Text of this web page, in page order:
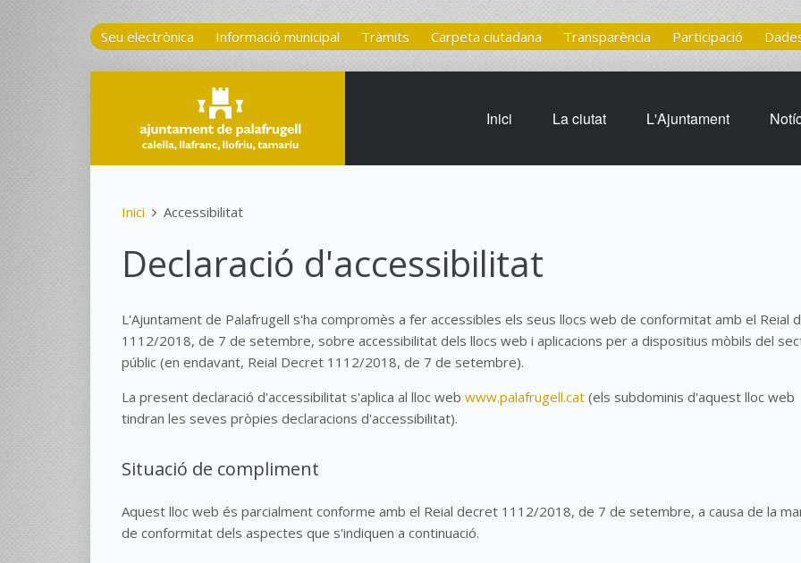
Seu electrònica Informació municipal Tràmits Carpeta ciutadana Transparència Participació
Inici La ciutat L'Ajuntament
Inici Accessibilitat
Declaració d'accessibilitat
L'Ajuntament de Palafrugell s'ha compromès a fer accessibles els seus llocs web de conformitat amb el Reial
1112/2018, de 7 de setembre, sobre accessibilitat dels llocs web i aplicacions per a dispositius mòbils del
públic (en endavant, Reial Decret 1112/2018, de 7 de setembre).
La present declaració d'accessibilitat s'aplica al lloc web www.palafrugell.cat(els subdominis d'aquest lloc web
tindran les seves pròpies declaracions d'accessibilitat).
Situació de compliment
Aquest lloc web és parcialment conforme amb el Reial decret 1112/2018, de 7 de setembre, a causa de la
de conformitat dels aspectes que s'indiquen a continuació.